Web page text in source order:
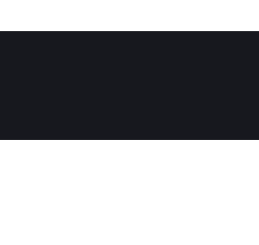
WWW.OTORONGO.FR—2026— TOUS